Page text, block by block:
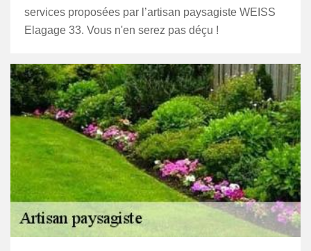
services proposées par l’artisan paysagiste WEISS
Elagage 33. Vous n'en serez pas déçu !